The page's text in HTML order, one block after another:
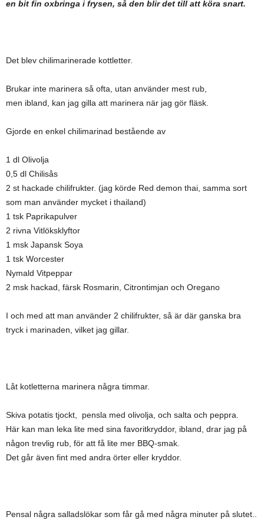
en bit fin oxbringa i frysen, så den blir det till att köra snart.
Det blev chilimarinerade kottletter.
Brukar inte marinera så ofta, utan använder mest rub,
men ibland, kan jag gilla att marinera när jag gör fläsk.
Gjorde en enkel chilimarinad bestående av
1 dl Olivolja
0,5 dl Chilisås
2 st hackade chilifrukter. (jag körde Red demon thai, samma sort
som man använder mycket i thailand)
1 tsk Paprikapulver
2 rivna Vitlöksklyftor
1 msk Japansk Soya
1 tsk Worcester
Nymald Vitpeppar
2 msk hackad, färsk Rosmarin, Citrontimjan och Oregano
I och med att man använder 2 chilifrukter, så är där ganska bra
tryck i marinaden, vilket jag gillar.
Låt kotletterna marinera några timmar.
Skiva potatis tjockt, pensla med olivolja, och salta och peppra.
Här kan man leka lite med sina favoritkryddor, ibland, drar jag på
någon trevlig rub, för att få lite mer BBQ-smak.
Det går även fint med andra örter eller kryddor.
Pensal några salladslökar som får gå med några minuter på slutet..